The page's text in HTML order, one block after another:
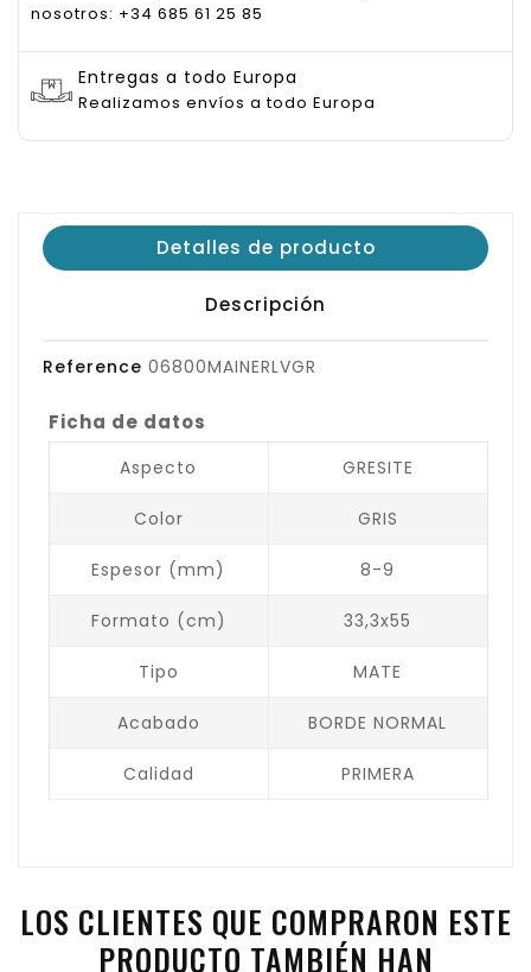
nosotros: +34 685 61 25 85
Entregas a todo Europa
Realizamos envíos a todo Europa
Detalles de producto
Descripción
Reference 06800MAINERLVGR
Ficha de datos
Aspecto GRESITE
Color GRIS
Espesor (mm) 8-9
Formato (cm) 33,3x55
Tipo MATE
Acabado BORDE NORMAL
Calidad PRIMERA
LOS CLIENTES QUE COMPRARON ESTE
PRODUCTO TAMBIÉN HAN